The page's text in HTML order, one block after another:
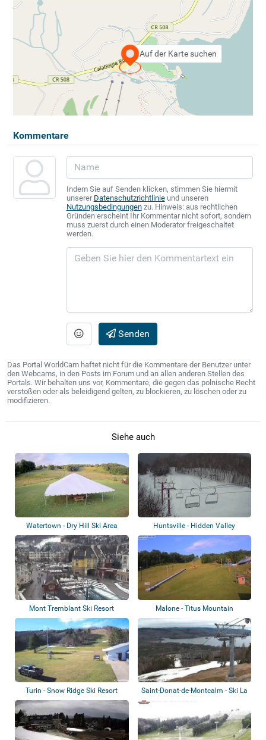
Auf der Karte suchen
Kommentare
Indem Sie auf Senden klicken, stimmen Sie hiermit
unserer Datenschutzrichtlinieund unseren
Nutzungsbedingungenzu. Hinweis: aus rechtlichen
Gründen erscheint Ihr Kommentar nicht sofort, sondern
muss zuerst durch einen Moderator freigeschaltet
werden.
Senden
Das Portal WorldCam haftet nicht für die Kommentare der Benutzer unter
den Webcams, in den Posts im Forum und an allen anderen Stellen des
Portals. Wir behalten uns vor, Kommentare, die gegen das polnische Recht
verstoßen oder als beleidigend gelten, zu blockieren, zu löschen oder zu
modifizieren.
Siehe auch
Watertown - Dry Hill Ski Area
Huntsville - Hidden Valley
Highlands Ski...
Mont Tremblant Ski Resort Malone - Titus Mountain
Turin - Snow Ridge Ski Resort
Saint-Donat-de-Montcalm - Ski La